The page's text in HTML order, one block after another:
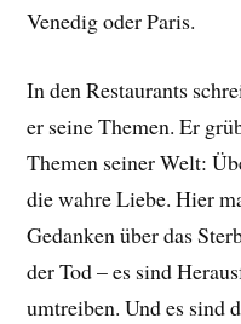
Venedig oder Paris.
In den Restaurants
er seine Themen. Er
Themen seiner Welt:
die wahre Liebe. Hier
Gedanken über das
der Tod – es sind
umtreiben. Und es sind